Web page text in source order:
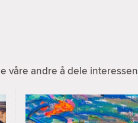
våre andre å dele